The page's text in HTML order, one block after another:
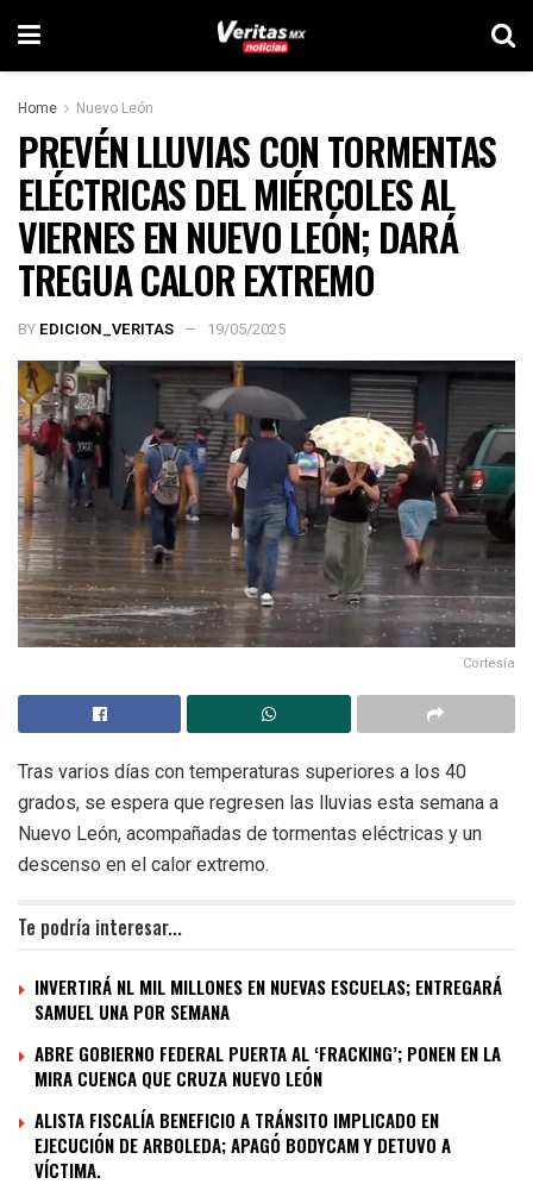
Home Nuevo León
PREVÉN LLUVIAS CON TORMENTAS
ELÉCTRICAS DEL MIÉRCOLES AL
VIERNES EN NUEVO LEÓN; DARÁ
TREGUA CALOR EXTREMO
BY EDICION_VERITAS 19/05/2025
Cortesía
Tras varios días con temperaturas superiores a los 40
grados, se espera que regresen las lluvias esta semana a
Nuevo León, acompañadas de tormentas eléctricas y un
descenso en el calor extremo.
Te podría interesar...
INVERTIRÁ NL MIL MILLONES EN NUEVAS ESCUELAS; ENTREGARÁ
SAMUEL UNA POR SEMANA
ABRE GOBIERNO FEDERAL PUERTA AL ‘FRACKING’; PONEN EN LA
MIRA CUENCA QUE CRUZA NUEVO LEÓN
ALISTA FISCALÍA BENEFICIO A TRÁNSITO IMPLICADO EN
EJECUCIÓN DE ARBOLEDA; APAGÓ BODYCAM Y DETUVO A
VÍCTIMA.